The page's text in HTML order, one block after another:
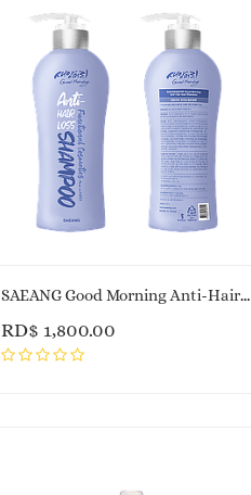
SAEANG Good Morning Anti-Hair Loss Shampoo
RD$ 1,800.00